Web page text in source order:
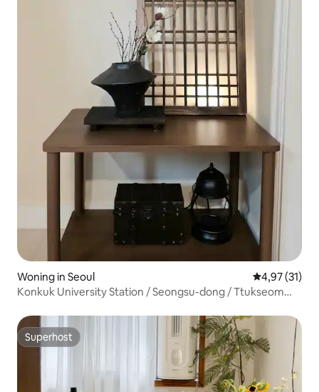
Woning in Seoul Gemiddelde
4,97 (31)
Konkuk University Station / Seongsu-dong / Ttukseom
5 personen / MAMA HAUS
Superhost
Superhost